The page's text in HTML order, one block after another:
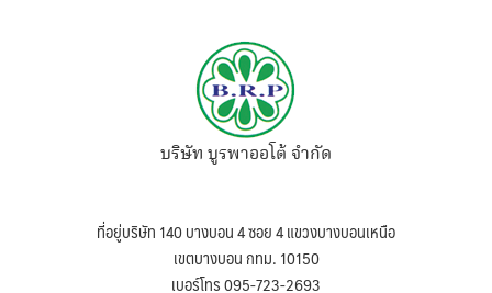
บริษัท บูรพาออโต้ จำกัด
ที่อยู่บริษัท 140 บางบอน 4 ซอย 4 แขวงบางบอนเหนือ
เขตบางบอน กทม. 10150
เบอร์โทร 095-723-2693